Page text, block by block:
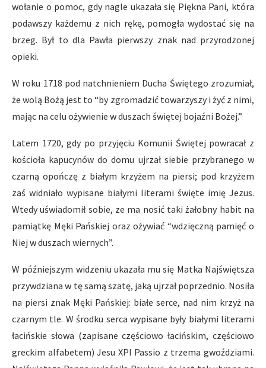
wołanie o pomoc, gdy nagle ukazała się Piękna Pani, która
podawszy każdemu z nich rękę, pomogła wydostać się na
brzeg. Był to dla Pawła pierwszy znak nad przyrodzonej
opieki.
W roku 1718 pod natchnieniem Ducha Świętego zrozumiał,
że wolą Bożą jest to “by zgromadzić towarzyszy i żyć z nimi,
mając na celu ożywienie w duszach świętej bojaźni Bożej.”
Latem 1720, gdy po przyjęciu Komunii Świętej powracał z
kościoła kapucynów do domu ujrzał siebie przybranego w
czarną opończę z białym krzyżem na piersi; pod krzyżem
zaś widniało wypisane białymi literami święte imię Jezus.
Wtedy uświadomił sobie, ze ma nosić taki żałobny habit na
pamiątkę Męki Pańskiej oraz ożywiać “wdzięczną pamięć o
Niej w duszach wiernych”.
W późniejszym widzeniu ukazała mu się Matka Najświętsza
przywdziana w tę samą szatę, jaką ujrzał poprzednio. Nosiła
na piersi znak Męki Pańskiej: białe serce, nad nim krzyż na
czarnym tle. W środku serca wypisane były białymi literami
łacińskie słowa (zapisane częściowo łacińskim, częściowo
greckim alfabetem) Jesu XPI Passio z trzema gwoździami.